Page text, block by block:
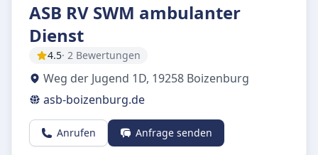
ASB RV SWM ambulanter
Dienst
4.5· 2 Bewertungen
Weg der Jugend 1D, 19258 Boizenburg
asb-boizenburg.de
Anrufen Anfrage senden